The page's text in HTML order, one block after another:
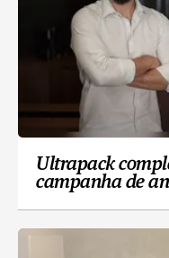
Ultrapack
campanha de